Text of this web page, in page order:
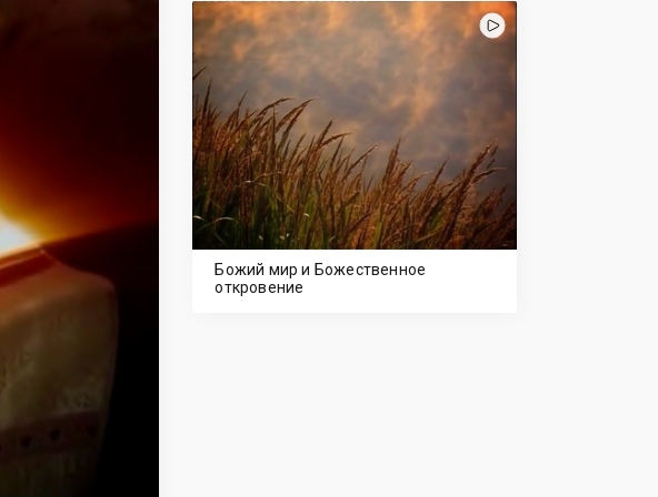
Божий мир и Божественное
откровение